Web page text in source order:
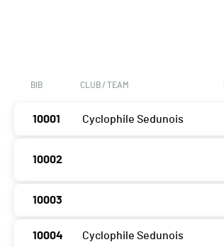
BIB CLUB / TEAM
10001 Cyclophile Sedunois
10002
10003
10004 Cyclophile Sedunois